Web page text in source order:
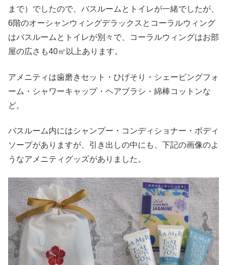
まで）でしたので、バスルームとトイレが一緒でしたが、
6階のオーシャンウィングデラックスとコーラルウィング
はバスルームとトイレが別々で、コーラルウィングはお部
屋の広さも40㎡以上あります。
アメニティは歯磨きセット・ひげそり・シェービングフォ
ーム・シャワーキャップ・ヘアブラシ・綿棒コットンな
ど。
バスルーム内にはシャンプー・コンディショナー・ボディ
ソープがありますが、引き出しの中にも、下記の画像のよ
うなアメニティグッズがありました。